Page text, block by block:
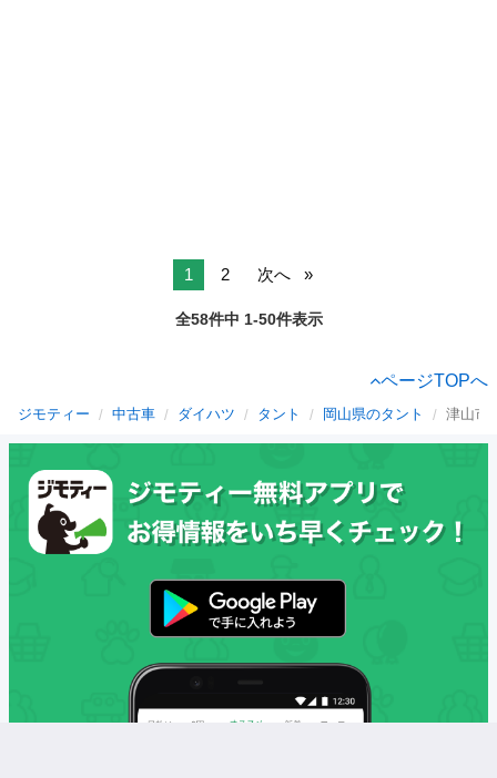
1 2 次へ
全58件中 1-50件表示
ページTOPへ
ジモティー 中古車 ダイハツ タント 岡山県のタント 津山市